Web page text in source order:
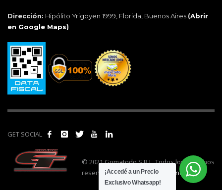
Dirección: Hipólito Yrigoyen 1999, Florida, Buenos Aires (Abrir
en Google Maps)
GET SOCIAL
© 2021 Gomatodo S.R.L. Todos los derechos
reservados. | Realizado por
cónclave.
¡Accedé a un Precio
Exclusivo Whatsapp!